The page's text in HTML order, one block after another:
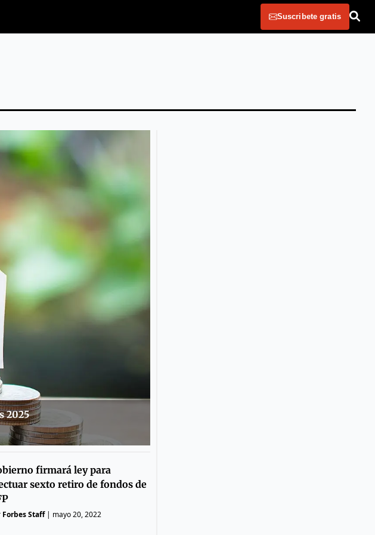
Suscribete gratis
2025
firmará ley para
sexto retiro de fondos de
Forbes Staff| mayo 20, 2022